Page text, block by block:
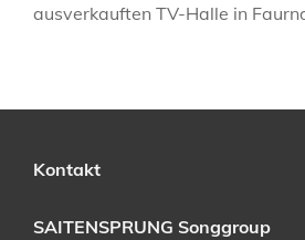
ausverkauften TV-Halle in
Kontakt
SAITENSPRUNG Songgroup